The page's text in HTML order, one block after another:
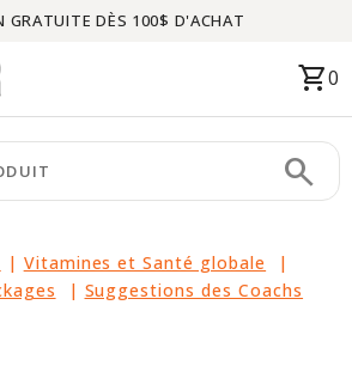
GRATUITE DÈS 100$ D'ACHAT
shopping_cart0
search
| Vitamines et Santé globale
|
| Suggestions des Coachs